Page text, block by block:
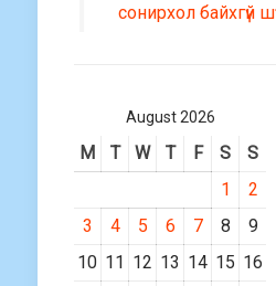
сонирхол байхгүй шүү
August 2026
M T W T F S
S
1
2
3
4 5 6 7 8
9
10 11 12 13 14 15 16